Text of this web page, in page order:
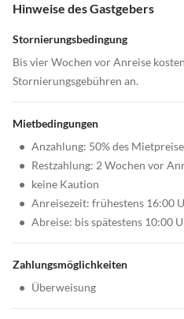
Hinweise des Gastgebers
Stornierungsbedingung
Bis vier Wochen vor Anreise
Stornierungsgebühren an.
Mietbedingungen
• Anzahlung: 50% des
• Restzahlung: 2 Wochen vor
• keine Kaution
• Anreisezeit: frühestens 16:00
• Abreise: bis spätestens 10:00
Zahlungsmöglichkeiten
• Überweisung